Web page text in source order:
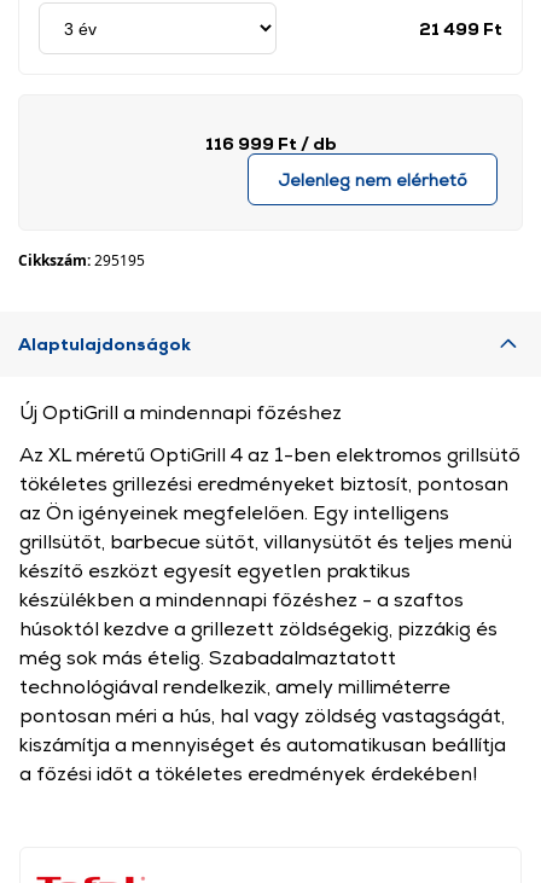
21 499 Ft
116 999 Ft / db
Jelenleg nem elérhető
Cikkszám:295195
Alaptulajdonságok
Új OptiGrill a mindennapi főzéshez
Az XL méretű OptiGrill 4 az 1-ben elektromos grillsütő
tökéletes grillezési eredményeket biztosít, pontosan
az Ön igényeinek megfelelően. Egy intelligens
grillsütőt, barbecue sütőt, villanysütőt és teljes menü
készítő eszközt egyesít egyetlen praktikus
készülékben a mindennapi főzéshez - a szaftos
húsoktól kezdve a grillezett zöldségekig, pizzákig és
még sok más ételig. Szabadalmaztatott
technológiával rendelkezik, amely milliméterre
pontosan méri a hús, hal vagy zöldség vastagságát,
kiszámítja a mennyiséget és automatikusan beállítja
a főzési időt a tökéletes eredmények érdekében!